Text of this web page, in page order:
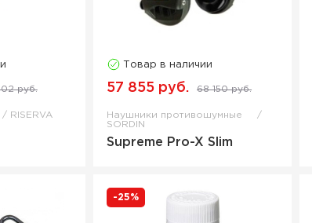
руб.
RISERVA
Товар в наличии
57 855 руб. 68 150 руб.
Наушники противошумные
SORDIN
Supreme Pro-X Slim
-25%